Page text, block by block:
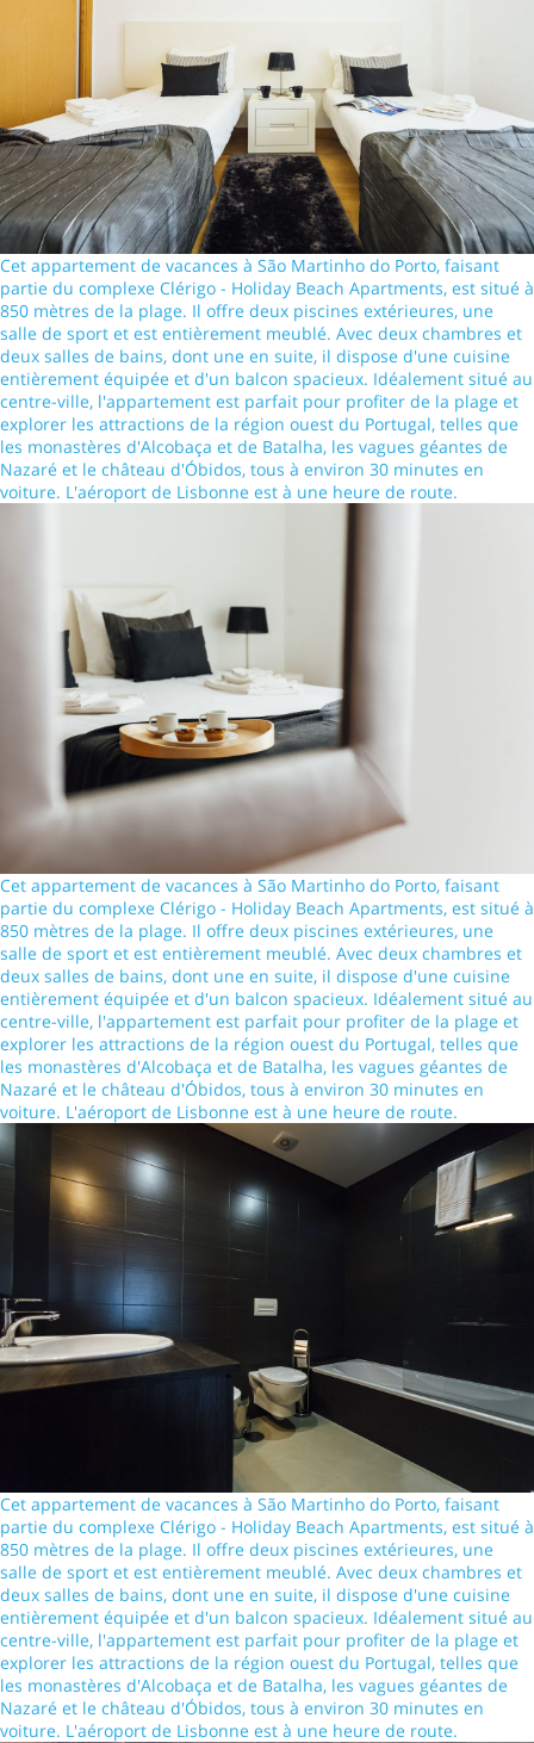
Cet appartement de vacances à São Martinho do Porto, faisant
partie du complexe Clérigo - Holiday Beach Apartments, est situé à
850 mètres de la plage. Il offre deux piscines extérieures, une
salle de sport et est entièrement meublé. Avec deux chambres et
deux salles de bains, dont une en suite, il dispose d'une cuisine
entièrement équipée et d'un balcon spacieux. Idéalement situé au
centre-ville, l'appartement est parfait pour profiter de la plage et
explorer les attractions de la région ouest du Portugal, telles que
les monastères d'Alcobaça et de Batalha, les vagues géantes de
Nazaré et le château d'Óbidos, tous à environ 30 minutes en
voiture. L'aéroport de Lisbonne est à une heure de route.
Cet appartement de vacances à São Martinho do Porto, faisant
partie du complexe Clérigo - Holiday Beach Apartments, est situé à
850 mètres de la plage. Il offre deux piscines extérieures, une
salle de sport et est entièrement meublé. Avec deux chambres et
deux salles de bains, dont une en suite, il dispose d'une cuisine
entièrement équipée et d'un balcon spacieux. Idéalement situé au
centre-ville, l'appartement est parfait pour profiter de la plage et
explorer les attractions de la région ouest du Portugal, telles que
les monastères d'Alcobaça et de Batalha, les vagues géantes de
Nazaré et le château d'Óbidos, tous à environ 30 minutes en
voiture. L'aéroport de Lisbonne est à une heure de route.
Cet appartement de vacances à São Martinho do Porto, faisant
partie du complexe Clérigo - Holiday Beach Apartments, est situé à
850 mètres de la plage. Il offre deux piscines extérieures, une
salle de sport et est entièrement meublé. Avec deux chambres et
deux salles de bains, dont une en suite, il dispose d'une cuisine
entièrement équipée et d'un balcon spacieux. Idéalement situé au
centre-ville, l'appartement est parfait pour profiter de la plage et
explorer les attractions de la région ouest du Portugal, telles que
les monastères d'Alcobaça et de Batalha, les vagues géantes de
Nazaré et le château d'Óbidos, tous à environ 30 minutes en
voiture. L'aéroport de Lisbonne est à une heure de route.